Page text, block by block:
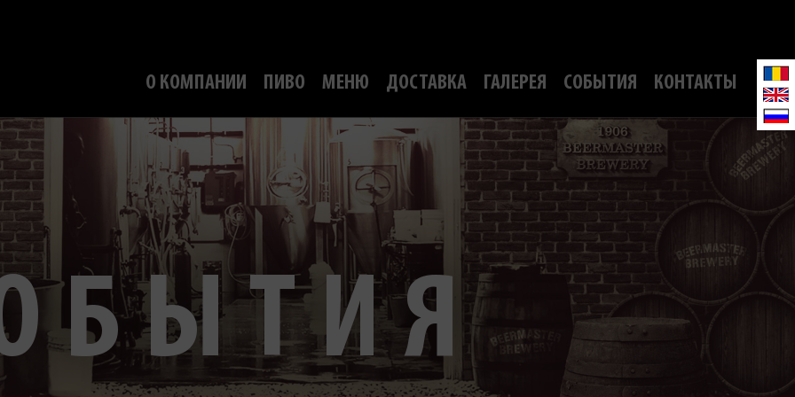
О КОМПАНИИ ПИВО МЕНЮ ДОСТАВКА ГАЛЕРЕЯ СОБЫТИЯ КОНТАКТЫ